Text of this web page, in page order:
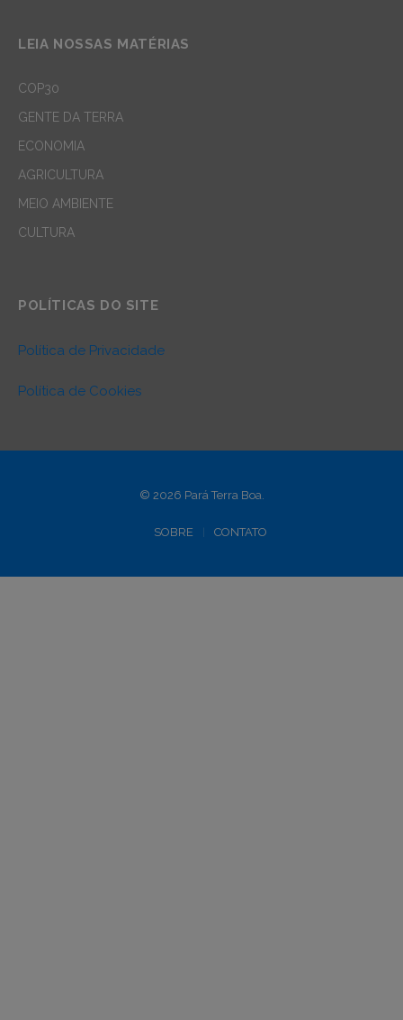
LEIA NOSSAS MATÉRIAS
COP30
GENTE DA TERRA
ECONOMIA
AGRICULTURA
MEIO AMBIENTE
CULTURA
POLÍTICAS DO SITE
Política de Privacidade
Política de Cookies
© 2026 Pará Terra Boa.
SOBRE CONTATO